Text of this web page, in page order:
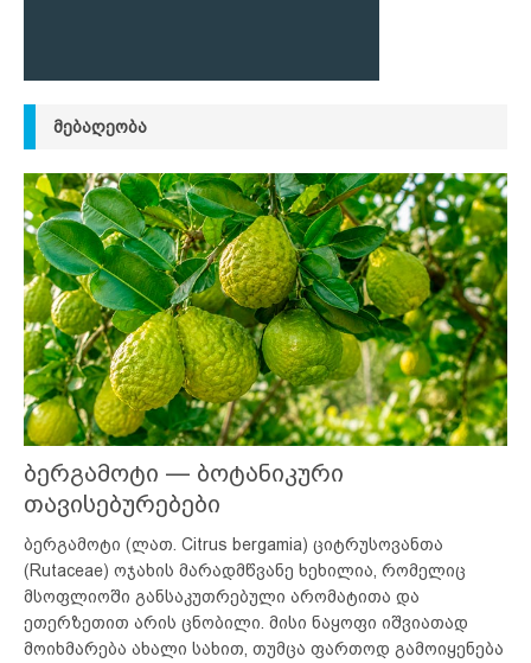
ᲛᲔᲑᲐᲦᲔᲝᲑᲐ
ბერგამოტი — ბოტანიკური
თავისებურებები
ბერგამოტი (ლათ. Citrus bergamia) ციტრუსოვანთა
(Rutaceae) ოჯახის მარადმწვანე ხეხილია, რომელიც
მსოფლიოში განსაკუთრებული არომატითა და
ეთერზეთით არის ცნობილი. მისი ნაყოფი იშვიათად
მოიხმარება ახალი სახით, თუმცა ფართოდ გამოიყენება